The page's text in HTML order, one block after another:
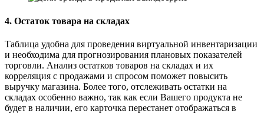
4. Остаток товара на складах
Таблица удобна для проведения виртуальной инвентаризации
и необходима для прогнозирования плановых показателей
торговли. Анализ остатков товаров на складах и их
корреляция с продажами и спросом поможет повысить
выручку магазина. Более того, отслеживать остатки на
складах особенно важно, так как если Вашего продукта не
будет в наличии, его карточка перестанет отображаться в